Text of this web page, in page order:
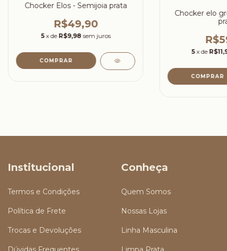
Chocker Elos - Semijoia prata
R$49,90
5 x de R$9,98 sem juros
Chocker elo
5 x de
Institucional
Termos e Condições
Política de Frete
Trocas e Devoluções
Conheça
Quem Somos
Nossas Lojas
Linha Masculina